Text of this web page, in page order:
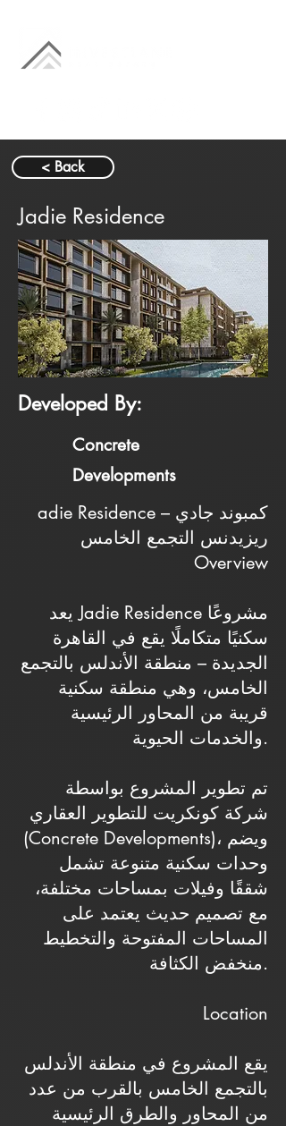
< Back
Jadie Residence
Developed By:
Concrete
Developments
adie Residence – كمبوند جادي
ريزيدنس التجمع الخامس
Overview
يعد Jadie Residence مشروعًا
سكنيًا متكاملًا يقع في القاهرة
الجديدة – منطقة الأندلس بالتجمع
الخامس، وهي منطقة سكنية
قريبة من المحاور الرئيسية
والخدمات الحيوية.
تم تطوير المشروع بواسطة
شركة كونكريت للتطوير العقاري
(Concrete Developments)، ويضم
وحدات سكنية متنوعة تشمل
شققًا وفيلات بمساحات مختلفة،
مع تصميم حديث يعتمد على
المساحات المفتوحة والتخطيط
منخفض الكثافة.
Location
يقع المشروع في منطقة الأندلس
بالتجمع الخامس بالقرب من عدد
من المحاور والطرق الرئيسية